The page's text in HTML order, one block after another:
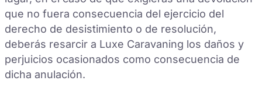
que no fuera consecuencia del ejercicio del
derecho de desistimiento o de resolución,
deberás resarcir a Luxe Caravaning los daños y
perjuicios ocasionados como consecuencia de
dicha anulación.